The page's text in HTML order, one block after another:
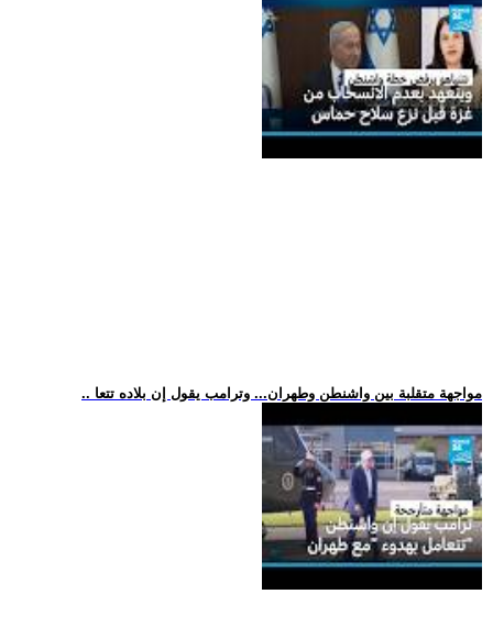
.. مواجهة متقلبة بين واشنطن وطهران... وترامب يقول إن بلاده تتعا